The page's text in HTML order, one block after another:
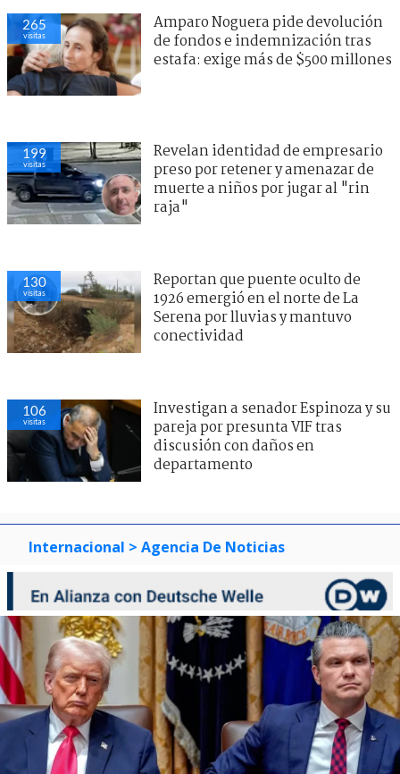
265
visitas
Amparo Noguera pide devolución
de fondos e indemnización tras
estafa: exige más de $500 millones
199
visitas
Revelan identidad de empresario
preso por retener y amenazar de
muerte a niños por jugar al "rin
raja"
130
visitas
Reportan que puente oculto de
1926 emergió en el norte de La
Serena por lluvias y mantuvo
conectividad
106
visitas
Investigan a senador Espinoza y su
pareja por presunta VIF tras
discusión con daños en
departamento
Internacional > Agencia De Noticias